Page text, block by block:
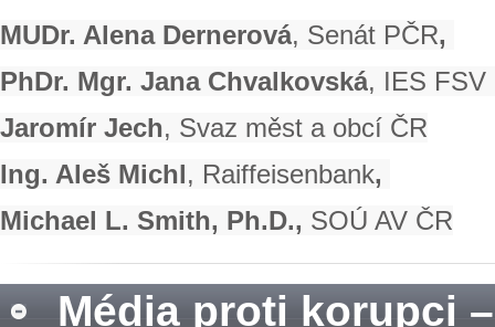
MUDr. Alena Dernerová, Senát PČR,
PhDr. Mgr. Jana Chvalkovská, IES FSV
Jaromír Jech, Svaz měst a obcí ČR
Ing. Aleš Michl, Raiffeisenbank,
Michael L. Smith, Ph.D., SOÚ AV ČR
Média proti korupci